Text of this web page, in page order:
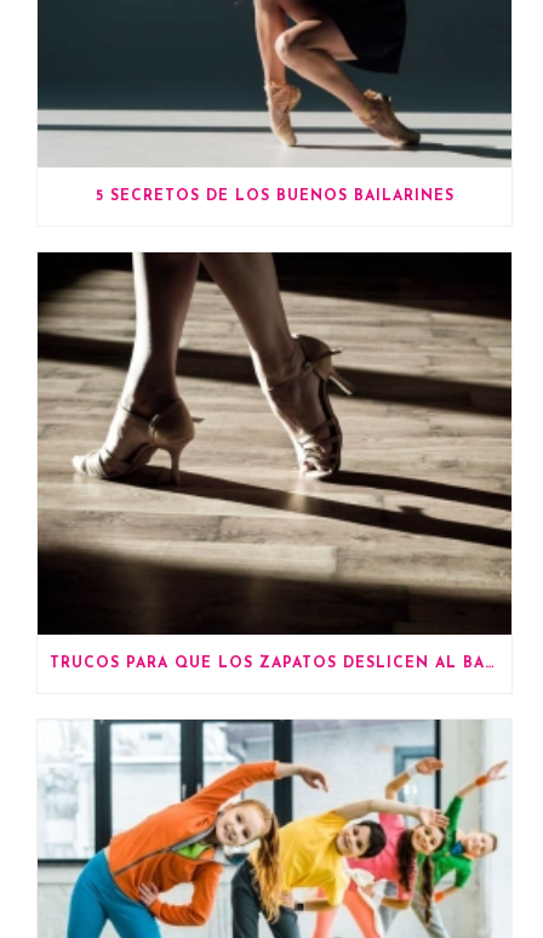
5 SECRETOS DE LOS BUENOS BAILARINES
TRUCOS PARA QUE LOS ZAPATOS DESLICEN AL BAILAR